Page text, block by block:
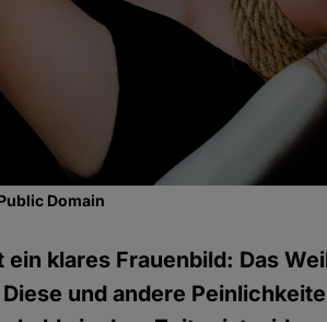
Domain
klares Frauenbild: Das
und andere